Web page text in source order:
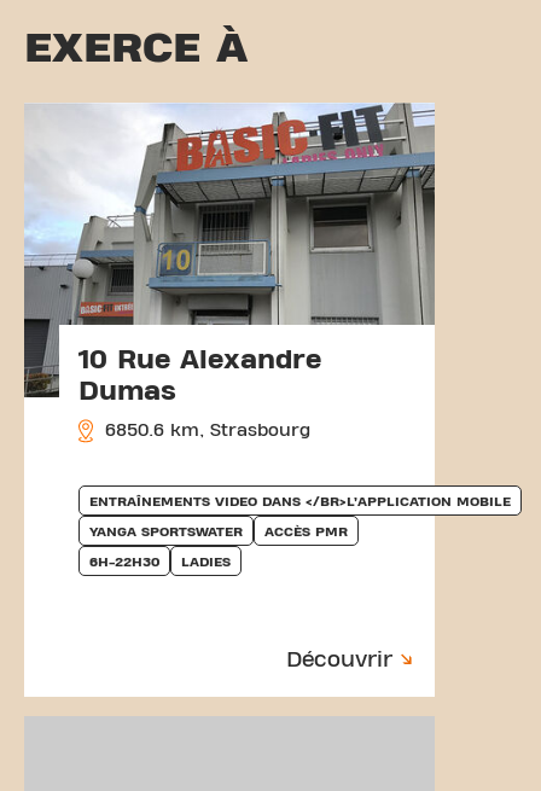
EXERCE À
10 Rue Alexandre
Dumas
6850.6 km, Strasbourg
ENTRAÎNEMENTS VIDEO DANS </BR>L’APPLICATION MOBILE
YANGA SPORTSWATER ACCÈS PMR
6H-22H30 LADIES
Découvrir